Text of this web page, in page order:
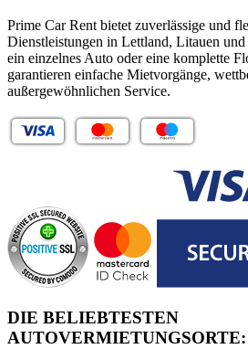
Prime Car Rent bietet zuverlässige und
Dienstleistungen in Lettland, Litauen
ein einzelnes Auto oder eine komplette
garantieren einfache Mietvorgänge,
außergewöhnlichen Service.
DIE BELIEBTESTEN
AUTOVERMIETUNGSORTE: